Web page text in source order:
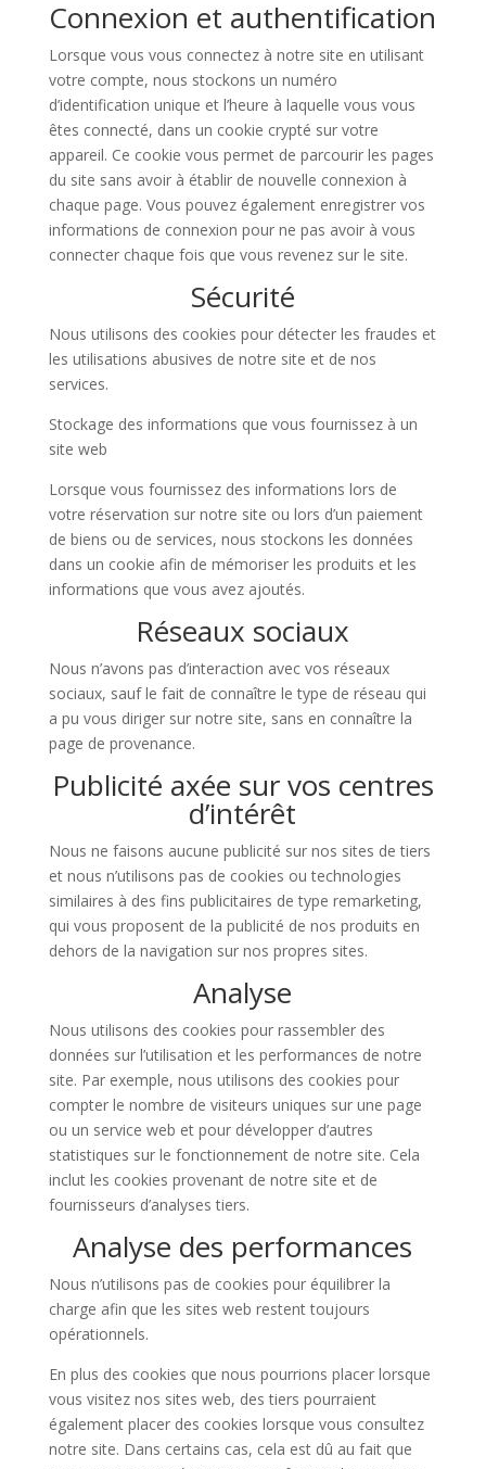
Connexion et authentification
Lorsque vous vous connectez à notre site en utilisant
votre compte, nous stockons un numéro
d’identification unique et l’heure à laquelle vous vous
êtes connecté, dans un cookie crypté sur votre
appareil. Ce cookie vous permet de parcourir les pages
du site sans avoir à établir de nouvelle connexion à
chaque page. Vous pouvez également enregistrer vos
informations de connexion pour ne pas avoir à vous
connecter chaque fois que vous revenez sur le site.
Sécurité
Nous utilisons des cookies pour détecter les fraudes et
les utilisations abusives de notre site et de nos
services.
Stockage des informations que vous fournissez à un
site web
Lorsque vous fournissez des informations lors de
votre réservation sur notre site ou lors d’un paiement
de biens ou de services, nous stockons les données
dans un cookie afin de mémoriser les produits et les
informations que vous avez ajoutés.
Réseaux sociaux
Nous n’avons pas d’interaction avec vos réseaux
sociaux, sauf le fait de connaître le type de réseau qui
a pu vous diriger sur notre site, sans en connaître la
page de provenance.
Publicité axée sur vos centres
d’intérêt
Nous ne faisons aucune publicité sur nos sites de tiers
et nous n’utilisons pas de cookies ou technologies
similaires à des fins publicitaires de type remarketing,
qui vous proposent de la publicité de nos produits en
dehors de la navigation sur nos propres sites.
Analyse
Nous utilisons des cookies pour rassembler des
données sur l’utilisation et les performances de notre
site. Par exemple, nous utilisons des cookies pour
compter le nombre de visiteurs uniques sur une page
ou un service web et pour développer d’autres
statistiques sur le fonctionnement de notre site. Cela
inclut les cookies provenant de notre site et de
fournisseurs d’analyses tiers.
Analyse des performances
Nous n’utilisons pas de cookies pour équilibrer la
charge afin que les sites web restent toujours
opérationnels.
En plus des cookies que nous pourrions placer lorsque
vous visitez nos sites web, des tiers pourraient
également placer des cookies lorsque vous consultez
notre site. Dans certains cas, cela est dû au fait que